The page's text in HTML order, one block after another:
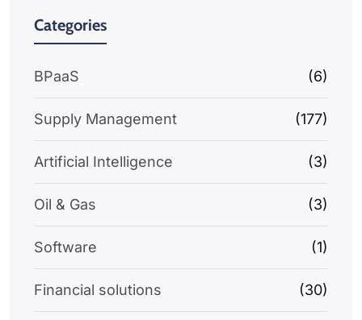
Categories
BPaaS (6)
Supply Management (177)
Artificial Intelligence (3)
Oil & Gas (3)
Software (1)
Financial solutions (30)